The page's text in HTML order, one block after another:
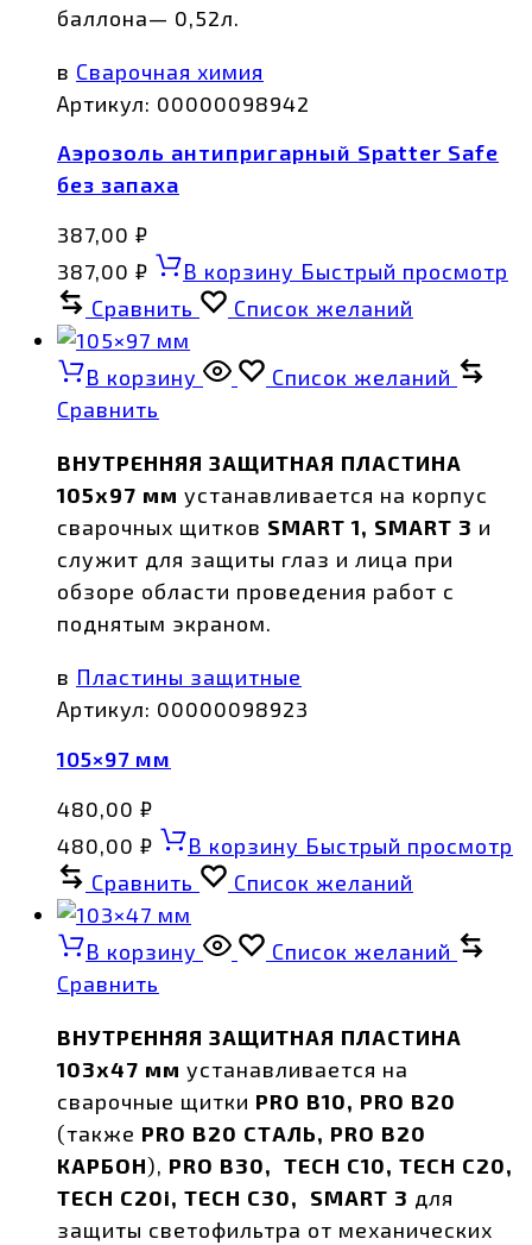
баллона— 0,52л.
в Сварочная химия
Артикул: 00000098942
Аэрозоль антипригарный Spatter Safe
без запаха
387,00 ₽
387,00 ₽ В корзину Быстрый просмотр
Сравнить
Список желаний
В корзину
Список желаний
Сравнить
ВНУТРЕННЯЯ ЗАЩИТНАЯ ПЛАСТИНА
105х97 мм устанавливается на корпус
сварочных щитков SMART 1, SMART 3 и
служит для защиты глаз и лица при
обзоре области проведения работ с
поднятым экраном.
в Пластины защитные
Артикул: 00000098923
105×97 мм
480,00 ₽
480,00 ₽ В корзину Быстрый просмотр
Сравнить
Список желаний
В корзину
Список желаний
Сравнить
ВНУТРЕННЯЯ ЗАЩИТНАЯ ПЛАСТИНА
103х47 мм устанавливается на
сварочные щитки PRO B10, PRO B20
(также PRO B20 СТАЛЬ, PRO B20
КАРБОН), PRO B30, TECH C10, TECH C20,
TECH C20i, TECH C30, SMART 3 для
защиты светофильтра от механических